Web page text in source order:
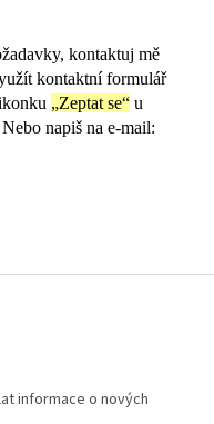
kontaktuj mě
kontaktní formulář
„Zeptat se“ u
napiš na e-mail:
informace o nových